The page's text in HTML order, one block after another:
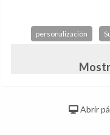
personalización
Abrir